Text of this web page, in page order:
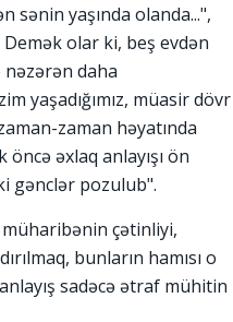
sənin yaşında olanda...",
olar ki, beş evdən
daha
yaşadığımız, müasir dövr
zaman həyatında
əxlaq anlayışı ön
gənclər pozulub".
müharibənin çətinliyi,
bunların hamısı o
sadəcə ətraf mühitin